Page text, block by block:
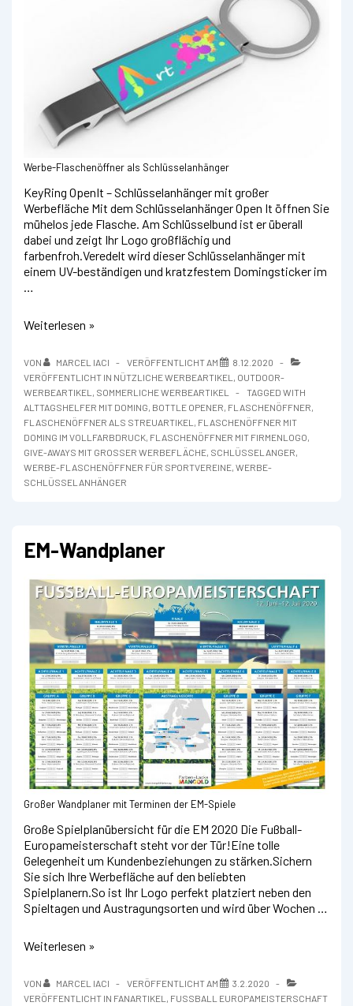
Werbe-Flaschenöffner als Schlüsselanhänger
KeyRing OpenIt – Schlüsselanhänger mit großer
Werbefläche Mit dem Schlüsselanhänger Open It öffnen Sie
mühelos jede Flasche. Am Schlüsselbund ist er überall
dabei und zeigt Ihr Logo großflächig und
farbenfroh.Veredelt wird dieser Schlüsselanhänger mit
einem UV-beständigen und kratzfestem Domingsticker im
…
Flaschenöffner
Doming
Weiterlesen »
VON MARCEL IACI VERÖFFENTLICHT AM
8.12.2020
VERÖFFENTLICHT IN NÜTZLICHE WERBEARTIKEL , OUTDOOR-
WERBEARTIKEL , SOMMERLICHE WERBEARTIKEL
TAGGED WITH
ALTTAGSHELFER MIT DOMING, BOTTLE OPENER, FLASCHENÖFFNER,
FLASCHENÖFFNER ALS STREUARTIKEL , FLASCHENÖFFNER MIT
DOMING IM VOLLFARBDRUCK, FLASCHENÖFFNER MIT FIRMENLOGO,
GIVE-AWAYS MIT GROSSER WERBEFLÄCHE
, SCHLÜSSELANGER,
WERBE-FLASCHENÖFFNER FÜR SPORTVEREINE, WERBE-
SCHLÜSSELANHÄNGER
EM-Wandplaner
Großer Wandplaner mit Terminen der EM-Spiele
Große Spielplanübersicht für die EM 2020 Die Fußball-
Europameisterschaft steht vor der Tür!Eine tolle
Gelegenheit um Kundenbeziehungen zu stärken.Sichern
Sie sich Ihre Werbefläche auf den beliebten
Spielplanern.So ist Ihr Logo perfekt platziert neben den
Spieltagen und Austragungsorten und wird über Wochen …
EM-
Weiterlesen »
VON MARCEL IACI VERÖFFENTLICHT AM
3.2.2020
VERÖFFENTLICHT IN FANARTIKEL , FUSSBALL EUROPAMEISTERSCHAFT 2